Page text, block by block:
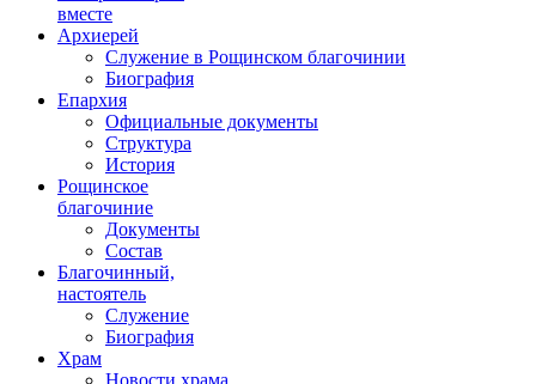
вместе
Архиерей
Служение в Рощинском благочинии
Биография
Епархия
Официальные документы
Структура
История
Рощинское
благочиние
Документы
Состав
Благочинный,
настоятель
Служение
Биография
Храм
Новости храма